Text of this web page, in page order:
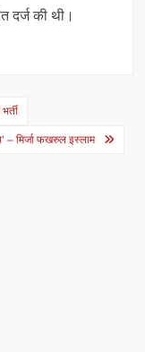
दर्ज की थी।
– मिर्जा फखरुल इस्लाम